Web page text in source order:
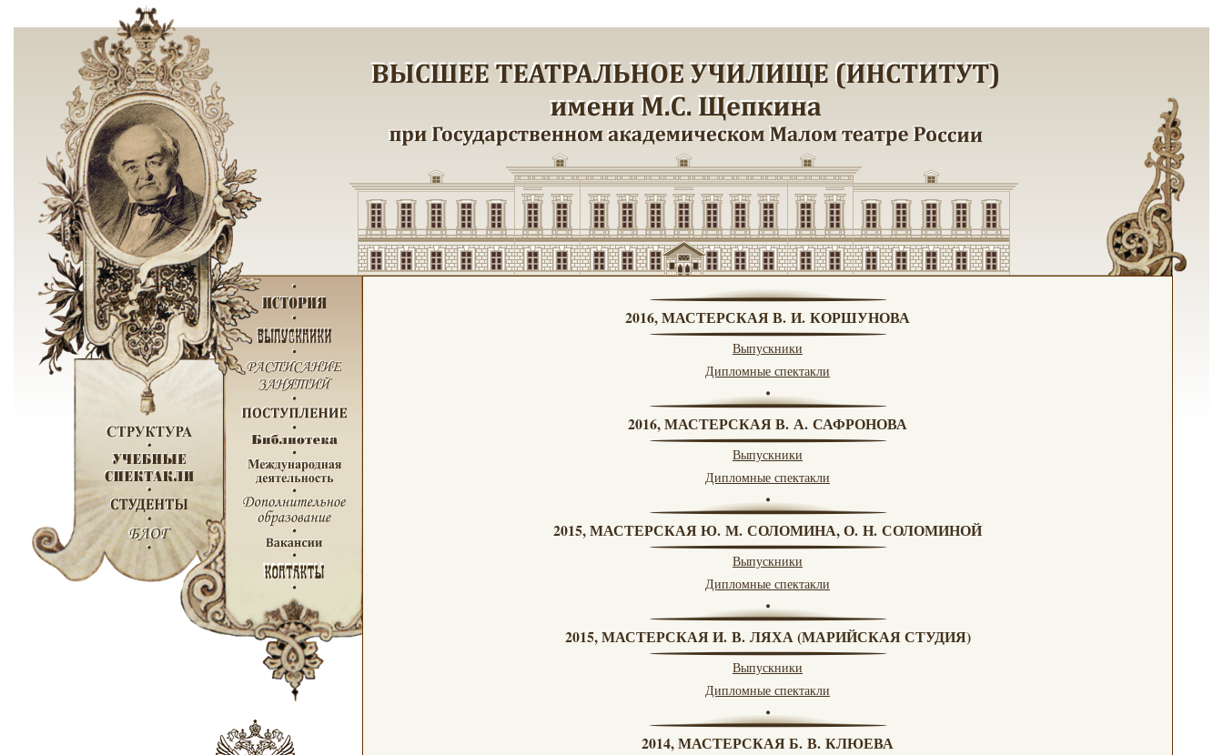
2016, МАСТЕРСКАЯ В. И. КОРШУНОВА
Выпускники
Дипломные спектакли
2016, МАСТЕРСКАЯ В. А. САФРОНОВА
Выпускники
Дипломные спектакли
2015, МАСТЕРСКАЯ Ю. М. СОЛОМИНА, О. Н. СОЛОМИНОЙ
Выпускники
Дипломные спектакли
2015, МАСТЕРСКАЯ И. В. ЛЯХА (МАРИЙСКАЯ СТУДИЯ)
Выпускники
Дипломные спектакли
2014, МАСТЕРСКАЯ Б. В. КЛЮЕВА